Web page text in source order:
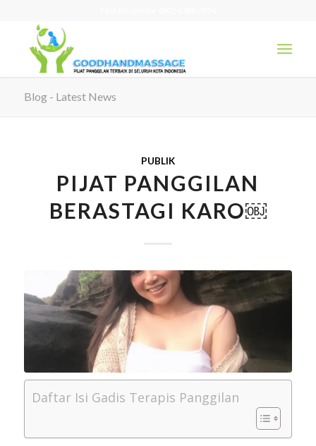
Blog - Latest News
PUBLIK
PIJAT PANGGILAN
BERASTAGI KARO￼
Daftar Isi Gadis Terapis Panggilan